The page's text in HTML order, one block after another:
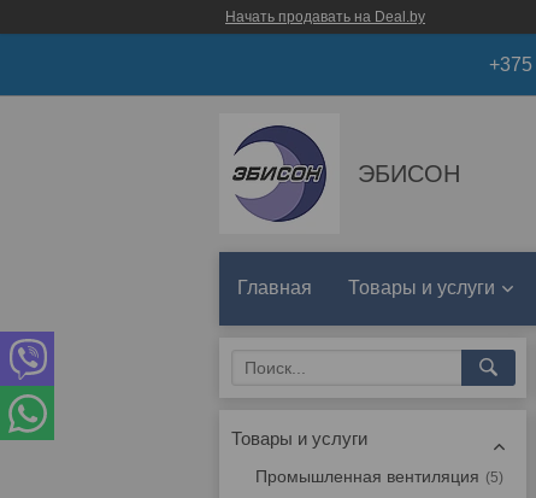
Начать продавать на Deal.by
+375
ЭБИСОН
Главная Товары и услуги
Товары и услуги
Промышленная вентиляция 5